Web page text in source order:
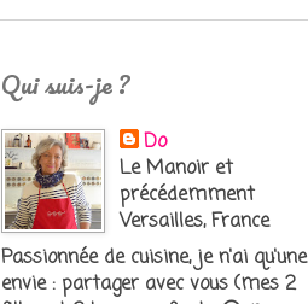
Qui suis-je ?
Do
Le Manoir et
précédemment
Versailles, France
Passionnée de cuisine, je n'ai qu'une
envie : partager avec vous (mes 2